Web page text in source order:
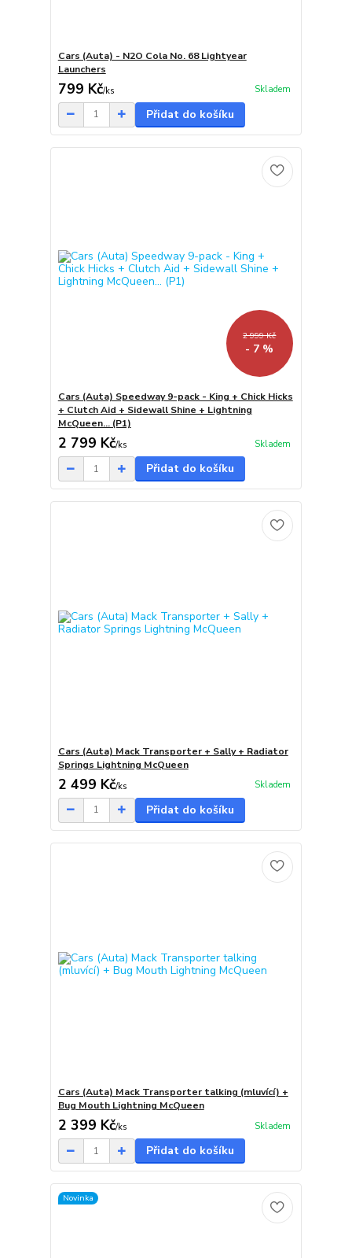
Cars (Auta) - N2O Cola No. 68 Lightyear
Launchers
799 Kč/ks Skladem
Přidat do košíku
2 999 Kč
- 7 %
Cars (Auta) Speedway 9-pack - King + Chick Hicks
+ Clutch Aid + Sidewall Shine + Lightning
McQueen... (P1)
2 799 Kč/ks Skladem
Přidat do košíku
Cars (Auta) Mack Transporter + Sally + Radiator
Springs Lightning McQueen
2 499 Kč/ks Skladem
Přidat do košíku
Cars (Auta) Mack Transporter talking (mluvící) +
Bug Mouth Lightning McQueen
2 399 Kč/ks Skladem
Přidat do košíku
Novinka